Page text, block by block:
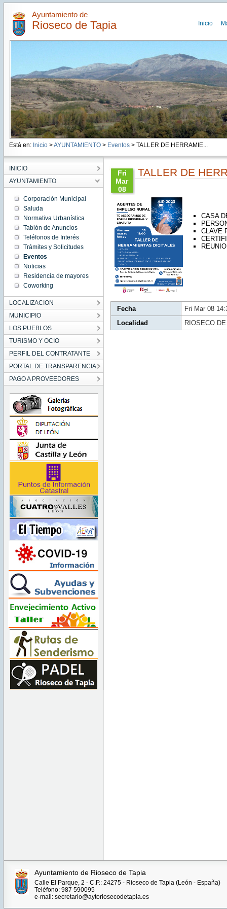
Ayuntamiento de
Rioseco de Tapia Inicio
Está en: Inicio >AYUNTAMIENTO> Eventos> TALLER DE HERRAMIE...
INICIO
AYUNTAMIENTO
Corporación Municipal
Saluda
Normativa Urbanística
Tablón de Anuncios
Teléfonos de Interés
Trámites y Solicitudes
Eventos
Noticias
Residencia de mayores
Coworking
LOCALIZACION
MUNICIPIO
LOS PUEBLOS
TURISMO Y OCIO
PERFIL DEL CONTRATANTE
PORTAL DE TRANSPARENCIA
PAGO A PROVEEDORES
Fri
Mar
08
CET
2024
Fri Mar
08
14:33:00
CET
2024
Fri Mar
08
14:33:00
CET
2024
TALLER DE
CASA
CLAVE
Fecha
Fri Mar 08
Localidad
RIOSECO
Ayuntamiento de Rioseco de Tapia
Calle El Parque, 2 - C.P.: 24275 - Rioseco de Tapia (León - España)
Teléfono: 987 590095
e-mail: secretario@aytoriosecodetapia.es